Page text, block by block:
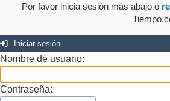
Por favor inicia sesión más abajo o
Iniciar sesión
Nombre de usuario:
Contraseña: